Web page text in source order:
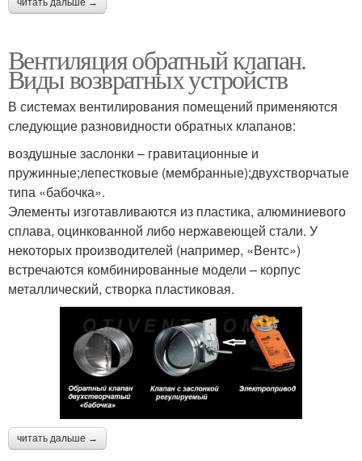
Вентиляция обратный клапан.
Виды возвратных устройств
В системах вентилирования помещений применяются
следующие разновидности обратных клапанов:
воздушные заслонки – гравитационные и
пружинные;лепестковые (мембранные);двухстворчатые
типа «бабочка».
Элементы изготавливаются из пластика, алюминиевого
сплава, оцинкованной либо нержавеющей стали. У
некоторых производителей (например, «Вентс»)
встречаются комбинированные модели – корпус
металлический, створка пластиковая.
читать дальше →